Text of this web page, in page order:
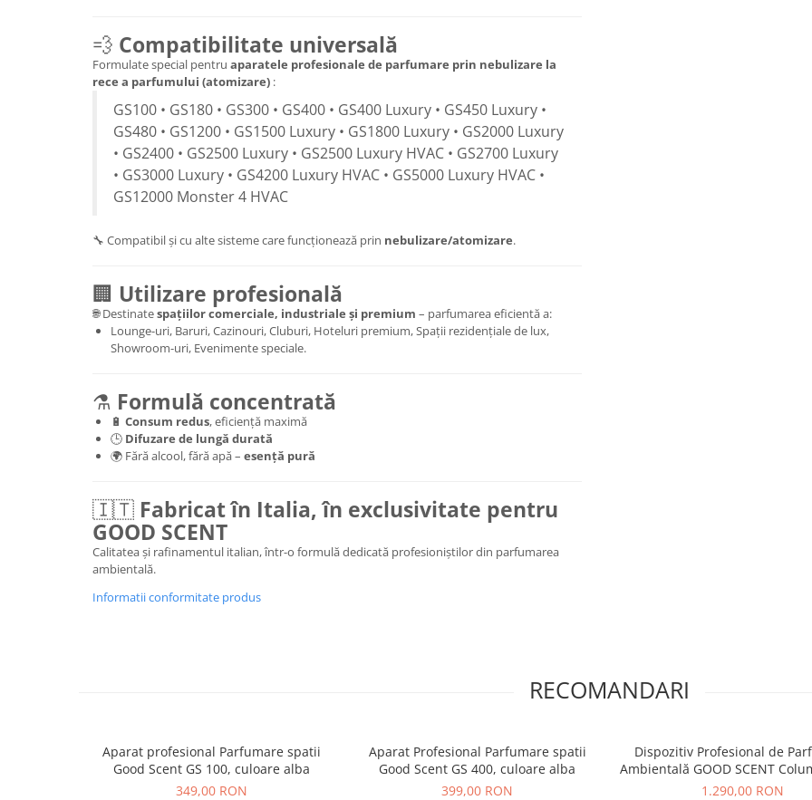
💨 Compatibilitate universală
Formulate special pentru aparatele profesionale de parfumare prin nebulizare la
rece a parfumului (atomizare) :
GS100 • GS180 • GS300 • GS400 • GS400 Luxury • GS450 Luxury •
GS480 • GS1200 • GS1500 Luxury • GS1800 Luxury • GS2000 Luxury
• GS2400 • GS2500 Luxury • GS2500 Luxury HVAC • GS2700 Luxury
• GS3000 Luxury • GS4200 Luxury HVAC • GS5000 Luxury HVAC •
GS12000 Monster 4 HVAC
🔧 Compatibil și cu alte sisteme care funcționează prin nebulizare/atomizare.
🏢 Utilizare profesională
🌐 Destinatespațiilor comerciale, industriale și premium – parfumarea eficientă a:
Lounge-uri, Baruri, Cazinouri, Cluburi, Hoteluri premium, Spații rezidențiale de lux,
Showroom-uri, Evenimente speciale.
⚗️ Formulă concentrată
🔋 Consum redus, eficiență maximă
🕒 Difuzare de lungă durată
🌍 Fără alcool, fără apă – esență pură
🇮🇹 Fabricat în Italia, în exclusivitate pentru
GOOD SCENT
Calitatea și rafinamentul italian, într-o formulă dedicată profesioniștilor din parfumarea
ambientală.
Informatii conformitate produs
RECOMANDARI
Aparat profesional Parfumare spatii
Good Scent GS 100, culoare alba
349,00 RON
Aparat Profesional Parfumare spatii
Good Scent GS 400, culoare alba
399,00 RON
Dispozitiv Profesional de
Ambientală GOOD SCENT
Titanium Black
1.290,00 RON